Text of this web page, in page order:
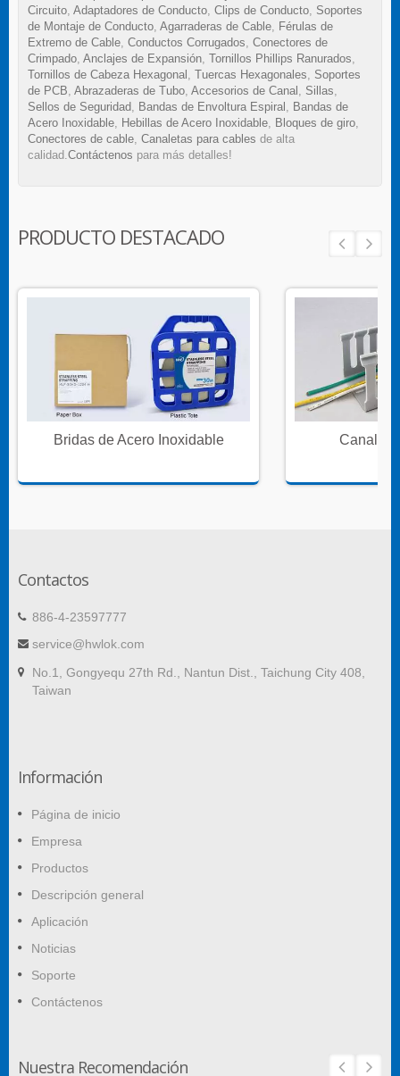
Circuito Adaptadores de Conducto Clips de Conducto Soportes
de Montaje de Conducto Agarraderas de Cable
Férulas de
Extremo de Cable Conductos Corrugados Conectores de
Crimpado Anclajes de Expansión Tornillos Phillips Ranurados
Tornillos de Cabeza Hexagonal
Tuercas Hexagonales
Soportes
de PCB Abrazaderas de Tubo Accesorios de Canal Sillas
Sellos de Seguridad
Bandas de Envoltura Espiral
Bandas de
Acero Inoxidable
Hebillas de Acero Inoxidable Bloques de giro
Conectores de cable Canaletas para cables de alta
calidad. Contáctenos para más detalles!
PRODUCTO DESTACADO
Bridas de Acero Inoxidable Canales
Contactos
886-4-23597777
service@hwlok.com
No.1, Gongyequ 27th Rd., Nantun Dist., Taichung City 408,
Taiwan
Información
Página de inicio
Empresa
Productos
Descripción general
Aplicación
Noticias
Soporte
Contáctenos
Nuestra Recomendación